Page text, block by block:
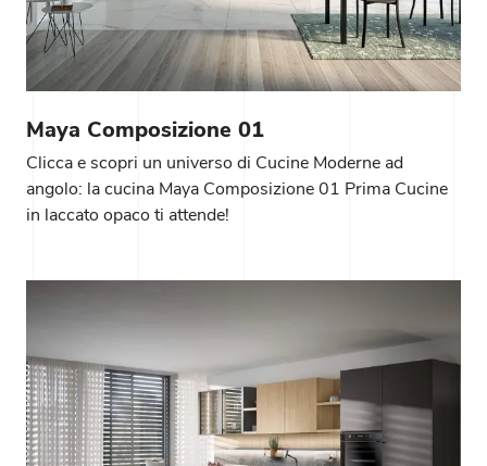
Maya Composizione 01
Clicca e scopri un universo di Cucine Moderne ad
angolo: la cucina Maya Composizione 01 Prima Cucine
in laccato opaco ti attende!